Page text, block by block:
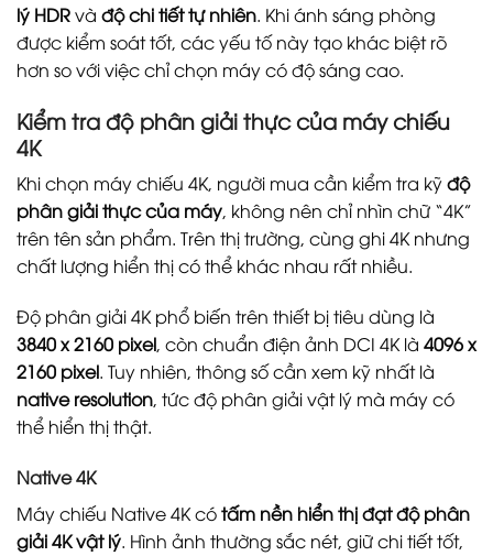
lý HDRvà độ chi tiết tự nhiên. Khi ánh sáng phòng
được kiểm soát tốt, các yếu tố này tạo khác biệt rõ
hơn so với việc chỉ chọn máy có độ sáng cao.
Kiểm tra độ phân giải thực của máy chiếu
4K
Khi chọn máy chiếu 4K, người mua cần kiểm tra kỹđộ
phân giải thực của máy, không nên chỉ nhìn chữ “4K”
trên tên sản phẩm. Trên thị trường, cùng ghi 4K nhưng
chất lượng hiển thị có thể khác nhau rất nhiều.
Độ phân giải 4K phổ biến trên thiết bị tiêu dùng là
3840 x 2160 pixel, còn chuẩn điện ảnh DCI 4K là 4096 x
2160 pixel. Tuy nhiên, thông số cần xem kỹ nhất là
native resolution, tức độ phân giải vật lý mà máy có
thể hiển thị thật.
Native 4K
Máy chiếu Native 4K cótấm nền hiển thị đạt độ phân
giải 4K vật lý. Hình ảnh thường sắc nét, giữ chi tiết tốt,